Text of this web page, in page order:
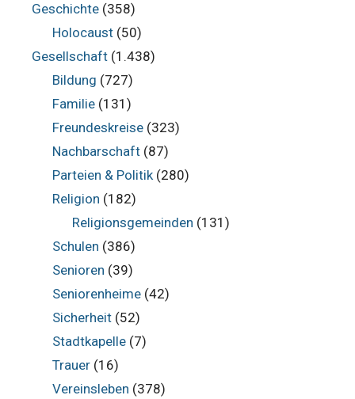
Geschichte (358)
Holocaust(50)
Gesellschaft (1.438)
Bildung (727)
Familie(131)
Freundeskreise(323)
Nachbarschaft(87)
Parteien & Politik(280)
Religion (182)
Religionsgemeinden (131)
Schulen (386)
Senioren (39)
Seniorenheime(42)
Sicherheit(52)
Stadtkapelle(7)
Trauer(16)
Vereinsleben (378)